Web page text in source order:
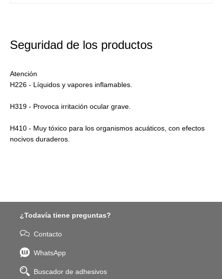
Seguridad de los productos
Atención
H226 - Líquidos y vapores inflamables.
H319 - Provoca irritación ocular grave.
H410 - Muy tóxico para los organismos acuáticos, con efectos
nocivos duraderos.
¿Todavía tiene preguntas?
Contacto
WhatsApp
Buscador de adhesivos